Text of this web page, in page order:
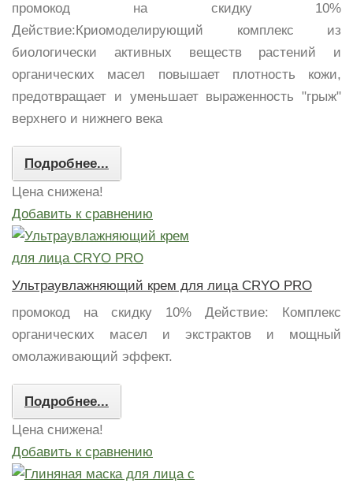
промокод на скидку 10%
Действие:Криомоделирующий комплекс из
биологически активных веществ растений и
органических масел повышает плотность кожи,
предотвращает и уменьшает выраженность "грыж"
верхнего и нижнего века
Подробнее...
Цена снижена!
Добавить к сравнению
Ультраувлажняющий крем для лица CRYO PRO
промокод на скидку 10% Действие: Комплекс
органических масел и экстрактов и мощный
омолаживающий эффект.
Подробнее...
Цена снижена!
Добавить к сравнению